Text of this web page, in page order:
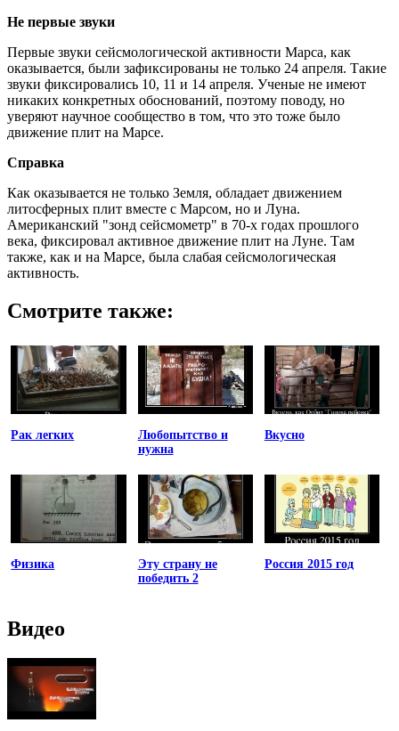
Не первые звуки
Первые звуки сейсмологической активности Марса, как
оказывается, были зафиксированы не только 24 апреля. Такие
звуки фиксировались 10, 11 и 14 апреля. Ученые не имеют
никаких конкретных обоснований, поэтому поводу, но
уверяют научное сообщество в том, что это тоже было
движение плит на Марсе.
Справка
Как оказывается не только Земля, обладает движением
литосферных плит вместе с Марсом, но и Луна.
Американский "зонд сейсмометр" в 70-х годах прошлого
века, фиксировал активное движение плит на Луне. Там
также, как и на Марсе, была слабая сейсмологическая
активность.
Смотрите также:
Рак легких
Любопытство и
нужна
Вкусно
Физика
Эту страну не
победить 2
Россия 2015 год
Видео